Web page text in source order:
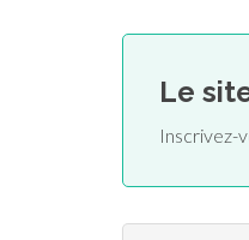
Le
Inscrivez-